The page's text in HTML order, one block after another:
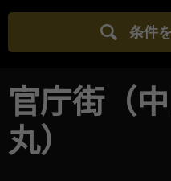
条件
官庁街（
丸）